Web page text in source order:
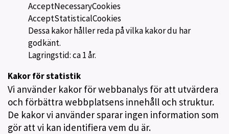
AcceptNecessaryCookies
AcceptStatisticalCookies
Dessa kakor håller reda på vilka kakor du har
godkänt.
Lagringstid: ca 1 år.
Kakor för statistik
Vi använder kakor för webbanalys för att utvärdera
och förbättra webbplatsens innehåll och struktur.
De kakor vi använder sparar ingen information som
gör att vi kan identifiera vem du är.